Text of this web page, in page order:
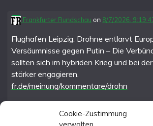
Cookie-Zustimmung
Frankfurter Rundschau on 8/7/2026,
Flughafen Leipzig: Drohne entlarvt
Versäumnisse gegen Putin – Die
sollten sich im hybriden Krieg und bei
stärker engagieren.
fr.de/meinung/kommentare/drohn